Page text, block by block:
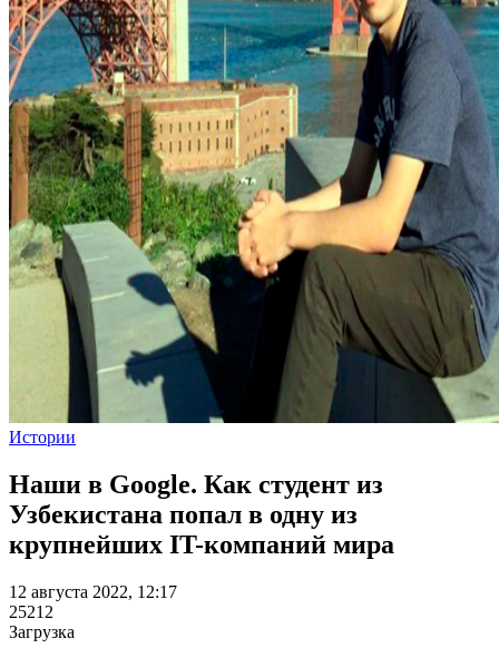
Истории
Наши в Google. Как студент из
Узбекистана попал в одну из
крупнейших IT-компаний мира
12 августа 2022, 12:17
25212
Загрузка